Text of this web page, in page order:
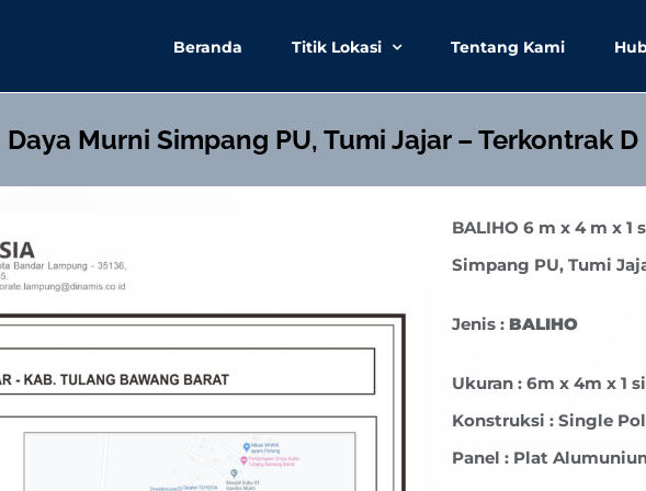
Beranda Titik Lokasi Tentang Kami
Murni Simpang PU, Tumi Jajar – Terkontrak D
BALIHO 6 m x 4 m x 1
Simpang PU, Tumi
Jenis : BALIHO
Ukuran : 6m x 4m x 1
Konstruksi : Single
Panel : Plat